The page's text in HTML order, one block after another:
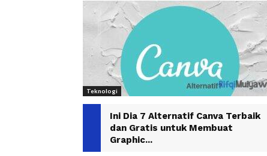
Teknologi
Ini Dia 7 Alternatif Canva Terbaik
dan Gratis untuk Membuat
Graphic...